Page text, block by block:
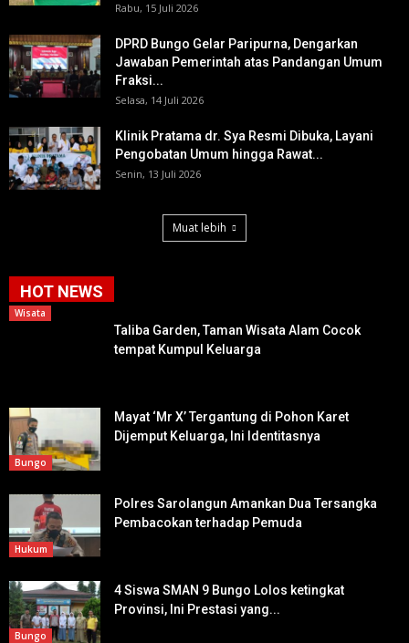
Rabu, 15 Juli 2026
DPRD Bungo Gelar Paripurna, Dengarkan
Jawaban Pemerintah atas Pandangan Umum
Fraksi...
Selasa, 14 Juli 2026
Klinik Pratama dr. Sya Resmi Dibuka, Layani
Pengobatan Umum hingga Rawat...
Senin, 13 Juli 2026
Muat lebih
HOT NEWS
Wisata
Taliba Garden, Taman Wisata Alam Cocok
tempat Kumpul Keluarga
Bungo
Mayat ‘Mr X’ Tergantung di Pohon Karet
Dijemput Keluarga, Ini Identitasnya
Hukum
Polres Sarolangun Amankan Dua Tersangka
Pembacokan terhadap Pemuda
Bungo
4 Siswa SMAN 9 Bungo Lolos ketingkat
Provinsi, Ini Prestasi yang...